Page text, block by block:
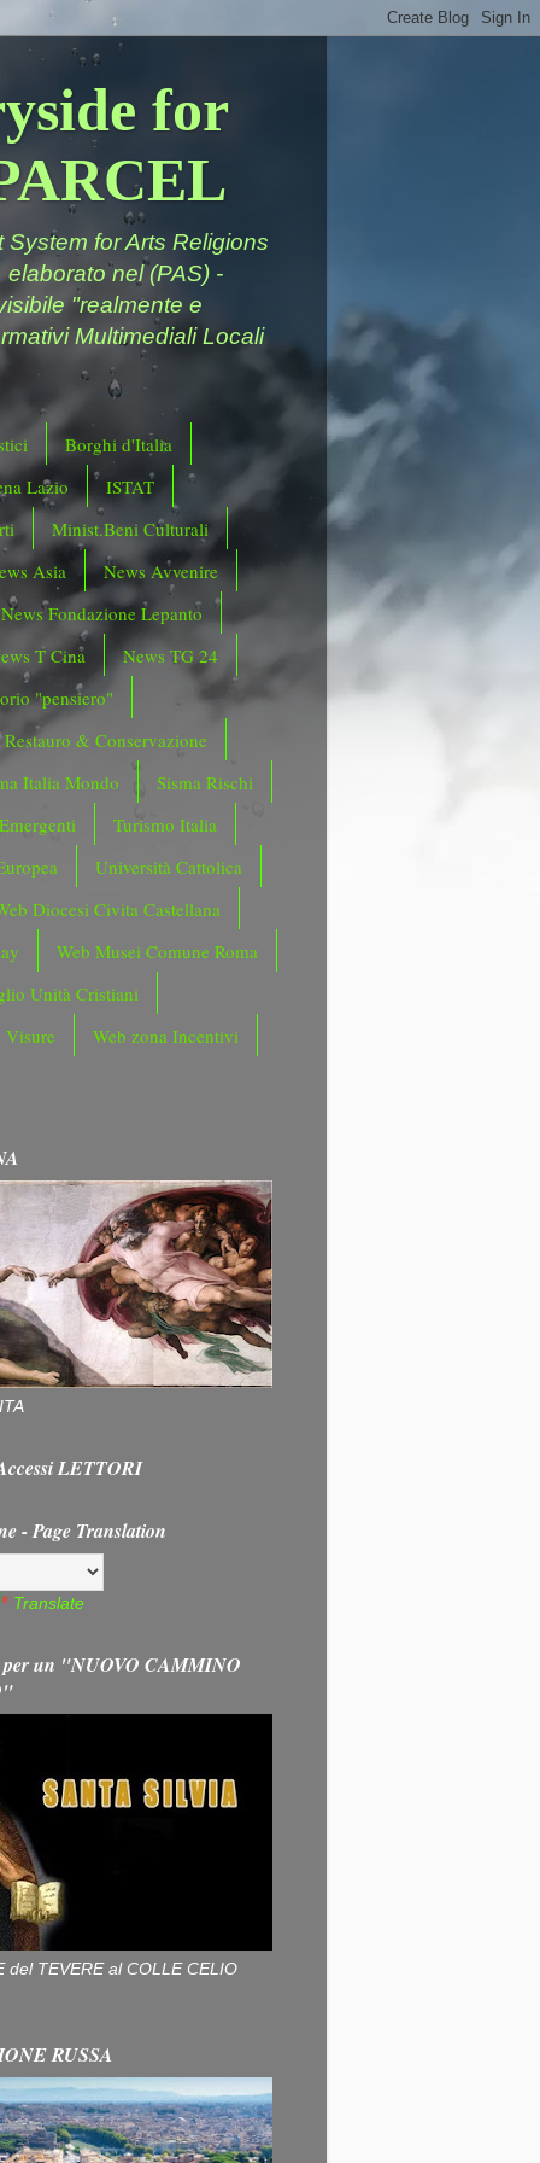
for
for Arts Religions
nel (PAS) -
"realmente e
Multimediali Locali
Borghi d'Italia
Lazio
ISTAT
Minist.Beni Culturali
Asia
News Avvenire
News Fondazione Lepanto
T Cina
News TG 24
"pensiero"
Restauro & Conservazione
Italia Mondo
Sisma Rischi
Turismo Italia
Università Cattolica
Diocesi Civita Castellana
Web Musei Comune Roma
Unità Cristiani
Visure
Web zona Incentivi
LETTORI
- Page Translation
Translate
per un "NUOVO CAMMINO
del TEVERE al COLLE CELIO
RUSSA